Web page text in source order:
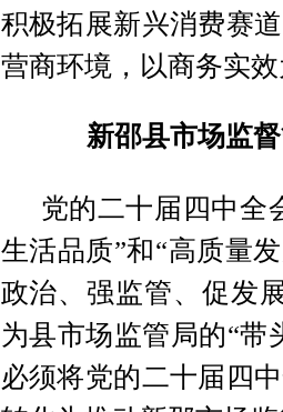
积极拓展新兴消费赛道
营商环境， 以商务实
新邵县市场监
党的二十届四中全
生活品质”和“高质量
政治、强监管、促发
为县市场监管局的“带
必须将党的二十届四